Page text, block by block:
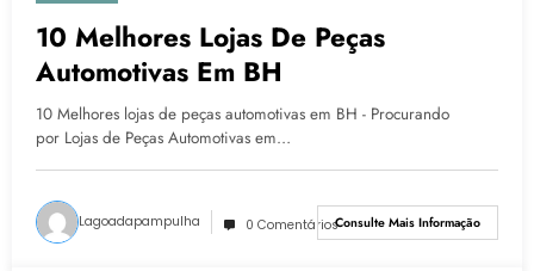
10 Melhores Lojas De Peças
Automotivas Em BH
10 Melhores lojas de peças automotivas em BH - Procurando
por Lojas de Peças Automotivas em…
Lagoadapampulha 0 ComentáriosConsulte Mais Informação